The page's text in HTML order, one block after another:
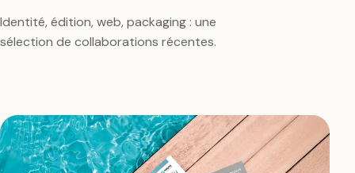
Identité, édition, web, packaging : une
sélection de collaborations récentes.